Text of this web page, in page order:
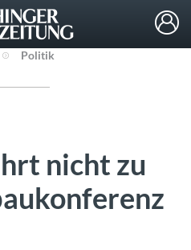
Politik
nicht zu